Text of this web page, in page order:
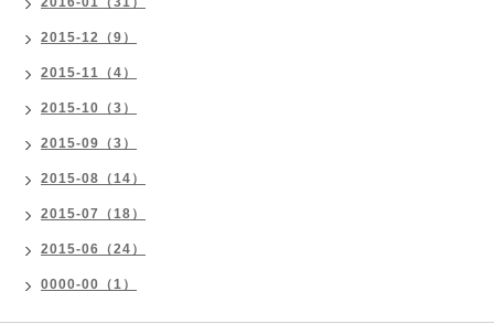
2015-12（9）
2015-11（4）
2015-10（3）
2015-09（3）
2015-08（14）
2015-07（18）
2015-06（24）
0000-00（1）